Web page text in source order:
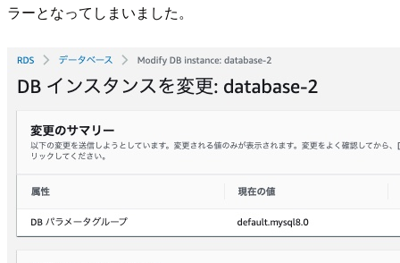
ラーとなってしまいました。